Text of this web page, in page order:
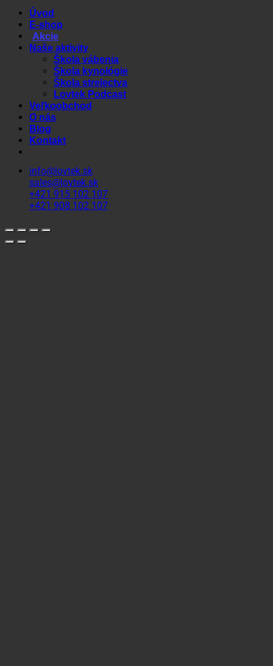
Úvod
E-shop
Akcie
Naše aktivity
Škola vábenia
Škola kynológie
Škola strelectva
Lovtek Podcast
Veľkoobchod
O nás
Blog
Kontakt
info@lovtek.sk
sales@lovtek.sk
+421 915 102 107
+421 908 102 107